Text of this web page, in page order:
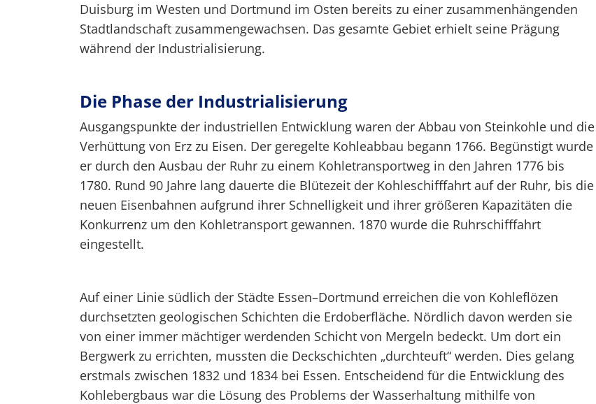
Duisburg im Westen und Dortmund im Osten bereits zu einer zusammenhängenden
Stadtlandschaft zusammengewachsen. Das gesamte Gebiet erhielt seine Prägung
während der Industrialisierung.
Die Phase der Industrialisierung
Ausgangspunkte der industriellen Entwicklung waren der Abbau von Steinkohle und die
Verhüttung von Erz zu Eisen. Der geregelte Kohleabbau begann 1766. Begünstigt wurde
er durch den Ausbau der Ruhr zu einem Kohletransportweg in den Jahren 1776 bis
1780. Rund 90 Jahre lang dauerte die Blütezeit der Kohleschifffahrt auf der Ruhr, bis die
neuen Eisenbahnen aufgrund ihrer Schnelligkeit und ihrer größeren Kapazitäten die
Konkurrenz um den Kohletransport gewannen. 1870 wurde die Ruhrschifffahrt
eingestellt.
Auf einer Linie südlich der Städte Essen–Dortmund erreichen die von Kohleflözen
durchsetzten geologischen Schichten die Erdoberfläche. Nördlich davon werden sie
von einer immer mächtiger werdenden Schicht von Mergeln bedeckt. Um dort ein
Bergwerk zu errichten, mussten die Deckschichten „durchteuft“ werden. Dies gelang
erstmals zwischen 1832 und 1834 bei Essen. Entscheidend für die Entwicklung des
Kohlebergbaus war die Lösung des Problems der Wasserhaltung mithilfe von